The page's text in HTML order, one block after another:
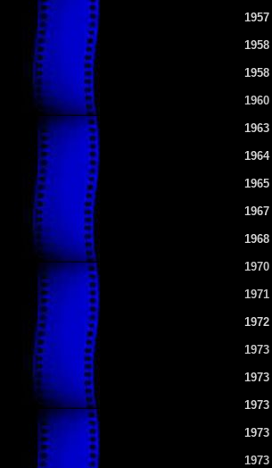
1957
1958
1958
1960
1963
1964
1965
1967
1968
1970
1971
1972
1973
1973
1973
1973
1973